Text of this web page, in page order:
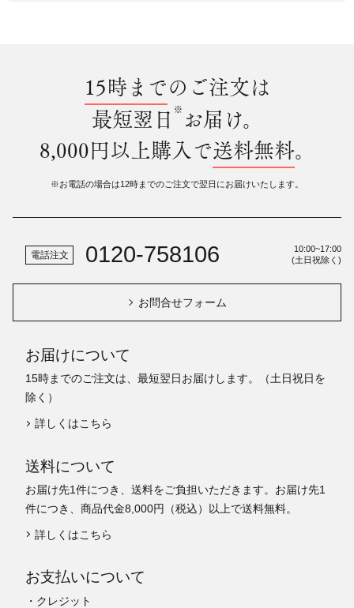
15時までのご注文は
最短翌日 ※ お届け。
8,000円以上購入で送料無料。
※お電話の場合は12時までのご注文で翌日にお届けいたします。
電話注文 0120-758106
10:00~17:00
(土日祝除く)
お問合せフォーム
お届けについて
15時までのご注文は、最短翌日お届けします。（土日祝日を
除く）
詳しくはこちら
送料について
お届け先1件につき、送料をご負担いただきます。お届け先1
件につき、商品代金8,000円（税込）以上で送料無料。
詳しくはこちら
お支払いについて
・クレジット